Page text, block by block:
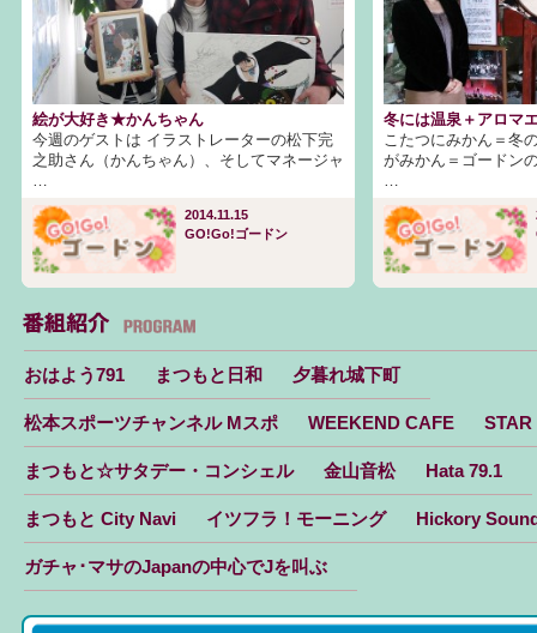
絵が大好き★かんちゃん
今週のゲストは イラストレーターの松下完
之助さん（かんちゃん）、そしてマネージャ
…
2014.11.15
GO!Go!ゴードン
冬には温泉＋アロマ
こたつにみかん＝冬
がみかん＝ゴードン
…
おはよう791 まつもと日和 夕暮れ城下町
松本スポーツチャンネル Mスポ WEEKEND CAFE STAR
まつもと☆サタデー・コンシェル 金山音松 Hata 79.1
まつもと City Navi イツフラ！モーニング Hickory
ガチャ･マサのJapanの中心でJを叫ぶ